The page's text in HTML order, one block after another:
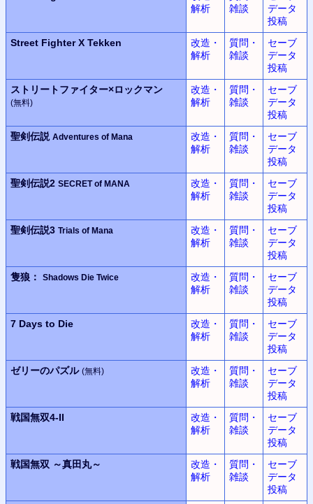
解析
雑談
データ
投稿
Street Fighter X Tekken
改造・
解析
質問・
雑談
セーブ
データ
投稿
ストリートファイター×ロックマン
(無料)
改造・
解析
質問・
雑談
セーブ
データ
投稿
聖剣伝説 Adventures of Mana
改造・
解析
質問・
雑談
セーブ
データ
投稿
聖剣伝説2 SECRET of MANA
改造・
解析
質問・
雑談
セーブ
データ
投稿
聖剣伝説3 Trials of Mana
改造・
解析
質問・
雑談
セーブ
データ
投稿
隻狼：
Shadows Die Twice
改造・
解析
質問・
雑談
セーブ
データ
投稿
7 Days to Die
改造・
解析
質問・
雑談
セーブ
データ
投稿
ゼリーのパズル (無料)
改造・
解析
質問・
雑談
セーブ
データ
投稿
戦国無双4-II
改造・
解析
質問・
雑談
セーブ
データ
投稿
戦国無双 ～真田丸～
改造・
解析
質問・
雑談
セーブ
データ
投稿